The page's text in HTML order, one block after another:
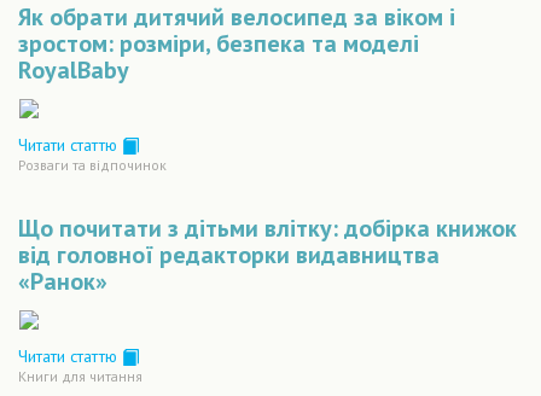
Як обрати дитячий велосипед за віком і
зростом: розміри, безпека та моделі
RoyalBaby
Читати статтю
Розваги та відпочинок
Що почитати з дітьми влітку: добірка книжок
від головної редакторки видавництва
«Ранок»
Читати статтю
Книги для читання